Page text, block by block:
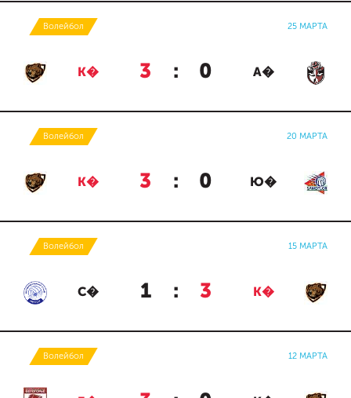
Волейбол 25 МАРТА
К� 3 : 0 А�
Волейбол 20 МАРТА
К� 3 : 0 Ю�
Волейбол 15 МАРТА
С� 1 : 3 К�
Волейбол 12 МАРТА